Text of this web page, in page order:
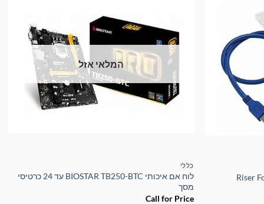
המלאי אזל
כללי
לוח אם איכותי BIOSTAR TB250-BTC עד 24 כרטיסי
מסך
Call for Price